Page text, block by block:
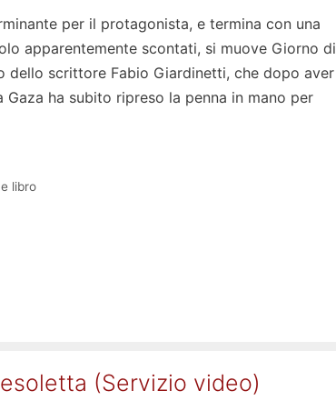
per il protagonista, e termina con una
apparentemente scontati, si muove Giorno di
dello scrittore Fabio Giardinetti, che dopo aver
ha subito ripreso la penna in mano per
libro
(Servizio video)